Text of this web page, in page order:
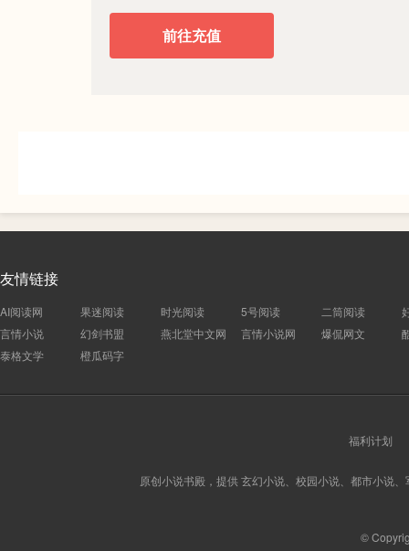
前往充值
友情链接
AI阅读网 果迷阅读 时光阅读 5号阅读 二筒阅读
言情小说
幻剑书盟 燕北堂中文网 言情小说网 爆侃网文
泰格文学
橙瓜码字
福利计划
原创小说书殿，提供 玄幻小说、校园小说、都市小说
©